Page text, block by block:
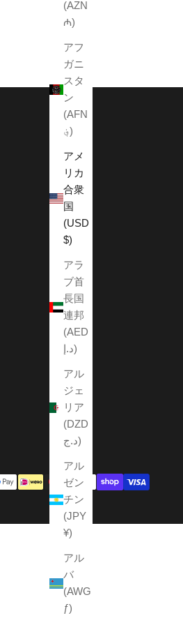
(AZN
₼)
アフ
ガニ
スタ
ン
(AFN
؋)
アメ
リカ
合衆
国
(USD
$)
アラ
ブ首
長国
連邦
(AED
د.إ)
アル
ジェ
リア
(DZD
د.ج)
アル
ゼン
チン
(JPY
¥)
アル
バ
(AWG
ƒ)